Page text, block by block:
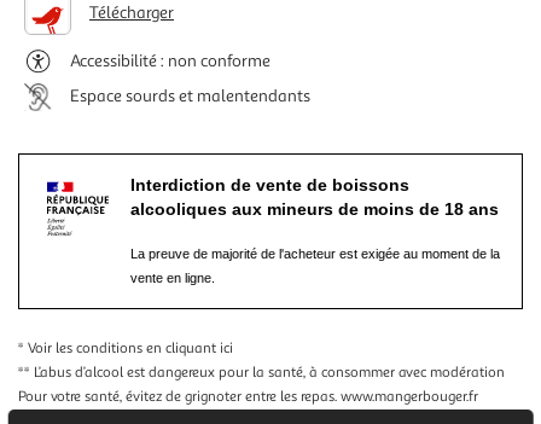
Télécharger
Accessibilité : non conforme
Espace sourds et malentendants
Interdiction de vente de boissons
alcooliques aux mineurs de moins de 18 ans
La preuve de majorité de l'acheteur est exigée au moment de la
vente en ligne.
* Voir les conditions en cliquant ici
** L’abus d’alcool est dangereux pour la santé, à consommer avec modération
Pour votre santé, évitez de grignoter entre les repas. www.mangerbouger.fr